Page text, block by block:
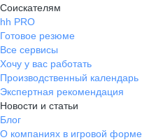
Соискателям
hh PRO
Готовое резюме
Все сервисы
Хочу у вас работать
Производственный календарь
Экспертная рекомендация
Новости и статьи
Блог
О компаниях в игровой форме